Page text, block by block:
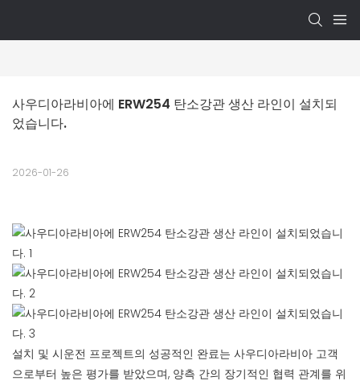
사우디아라비아에 ERW254 탄소강관 생산 라인이 설치되
었습니다.
2026-01-26
설치 및 시운전 프로젝트의 성공적인 완료는 사우디아라비아 고객
으로부터 높은 평가를 받았으며, 양측 간의 장기적인 협력 관계를 위